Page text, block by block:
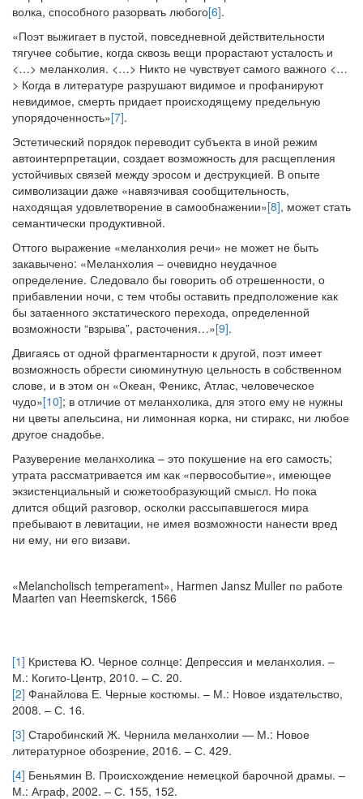
волка, способного разорвать любого[6].
«Поэт выжигает в пустой, повседневной действительности
тягучее событие, когда сквозь вещи прорастают усталость и
<…> меланхолия. <…> Никто не чувствует самого важного <…
> Когда в литературе разрушают видимое и профанируют
невидимое, смерть придает происходящему предельную
упорядоченность»[7].
Эстетический порядок переводит субъекта в иной режим
автоинтерпретации, создает возможность для расщепления
устойчивых связей между эросом и деструкцией. В опыте
символизации даже «навязчивая сообщительность,
находящая удовлетворение в самообнажении»[8], может стать
семантически продуктивной.
Оттого выражение «меланхолия речи» не может не быть
закавычено: «Меланхолия – очевидно неудачное
определение. Следовало бы говорить об отрешенности, о
прибавлении ночи, с тем чтобы оставить предположение как
бы затаенного экстатического перехода, определенной
возможности “взрыва”, расточения…»[9].
Двигаясь от одной фрагментарности к другой, поэт имеет
возможность обрести сиюминутную цельность в собственном
слове, и в этом он «Океан, Феникс, Атлас, человеческое
чудо»[10]; в отличие от меланхолика, для этого ему не нужны
ни цветы апельсина, ни лимонная корка, ни стиракс, ни любое
другое снадобье.
Разуверение меланхолика – это покушение на его самость;
утрата рассматривается им как «первособытие», имеющее
экзистенциальный и сюжетообразующий смысл. Но пока
длится общий разговор, осколки рассыпавшегося мира
пребывают в левитации, не имея возможности нанести вред
ни ему, ни его визави.
«Melancholisch temperament», Harmen Jansz Muller по работе
Maarten van Heemskerck, 1566
[1] Кристева Ю. Черное солнце: Депрессия и меланхолия. –
М.: Когито-Центр, 2010. – С. 20.
[2] Фанайлова Е. Черные костюмы. – М.: Новое издательство,
2008. – С. 16.
[3] Старобинский Ж. Чернила меланхолии — М.: Новое
литературное обозрение, 2016. – С. 429.
[4] Беньямин В. Происхождение немецкой барочной драмы. –
М.: Аграф, 2002. – С. 155, 152.